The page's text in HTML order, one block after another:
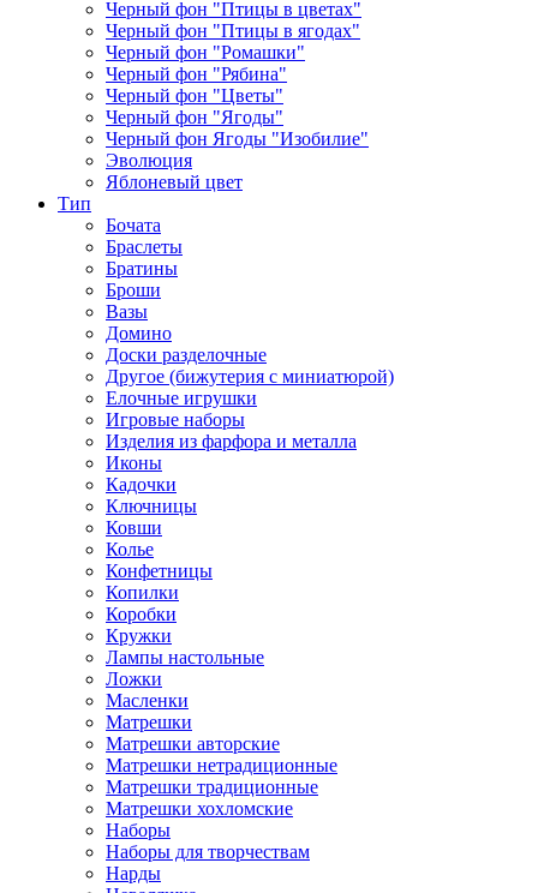
Черный фон "Птицы в цветах"
Черный фон "Птицы в ягодах"
Черный фон "Ромашки"
Черный фон "Рябина"
Черный фон "Цветы"
Черный фон "Ягоды"
Черный фон Ягоды "Изобилие"
Эволюция
Яблоневый цвет
Тип
Бочата
Браслеты
Братины
Броши
Вазы
Домино
Доски разделочные
Другое (бижутерия с миниатюрой)
Елочные игрушки
Игровые наборы
Изделия из фарфора и металла
Иконы
Кадочки
Ключницы
Ковши
Колье
Конфетницы
Копилки
Коробки
Кружки
Лампы настольные
Ложки
Масленки
Матрешки
Матрешки авторские
Матрешки нетрадиционные
Матрешки традиционные
Матрешки хохломские
Наборы
Наборы для творчествам
Нарды